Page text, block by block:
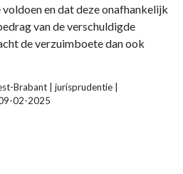
en dat deze onafhankelijk
van de verschuldigde
de verzuimboete dan ook
Brabant | jurisprudentie |
02-2025